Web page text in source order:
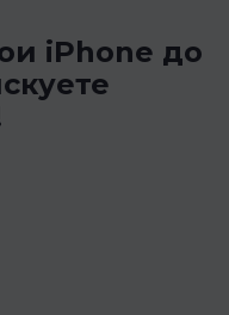
iPhone до